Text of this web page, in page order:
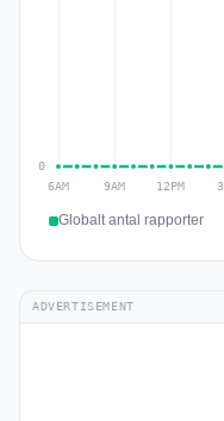
Globalt antal rapporter
ADVERTISEMENT